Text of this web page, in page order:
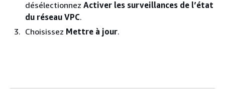
désélectionnez Activer les surveillances de l’état
du réseau VPC.
Choisissez Mettre à jour.